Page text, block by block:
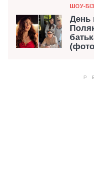
ШОУ-
День